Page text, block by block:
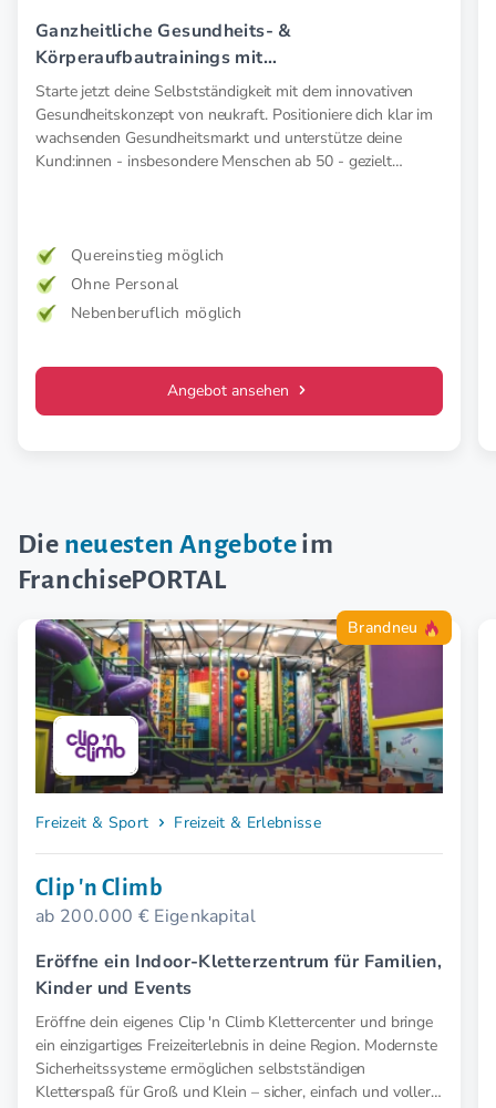
Ganzheitliche Gesundheits- &
Körperaufbautrainings mit
Elektromyostimulation (EMS).
Starte jetzt deine Selbstständigkeit mit dem innovativen
Gesundheitskonzept von neukraft. Positioniere dich klar im
wachsenden Gesundheitsmarkt und unterstütze deine
Kund:innen - insbesondere Menschen ab 50 - gezielt
Konzept.Quereinstieg möglich
Ohne Personal
Nebenberuflich möglich
Angebot ansehen
Die neuesten Angeboteim
FranchisePORTAL
Brandneu
Freizeit & Sport Freizeit & Erlebnisse
Clip 'n Climb
ab 200.000 € Eigenkapital
Eröffne ein Indoor-Kletterzentrum für Familien,
Kinder und Events
Eröffne dein eigenes Clip 'n Climb Klettercenter und bringe
ein einzigartiges Freizeiterlebnis in deine Region. Modernste
Sicherheitssysteme ermöglichen selbstständigen
Kletterspaß für Groß und Klein – sicher, einfach und voller